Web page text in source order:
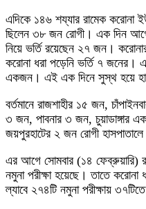
এদিকে ১৪৬ শয্যার রামেক করোনা
ছিলেন ৩৮ জন রোগী। এক দিন
নিয়ে ভর্তি রয়েছেন ২৭ জন।
করোনা ধরা পড়েনি ভর্তি ৭ জনের।
একজন। এই এক দিনে সুস্থ হয়ে
বর্তমানে রাজশাহীর ১৫ জন,
৩ জন, পাবনার ৩ জন, চুয়াডাঙ্গার
জয়পুরহাটের ২ জন রোগী হাসপাতালে
এর আগে সোমবার (১৪ ফেব্রুয়ারি)
নমুনা পরীক্ষা হয়েছে। তাতে
ল্যাবে ২৭৪টি নমুনা পরীক্ষায়